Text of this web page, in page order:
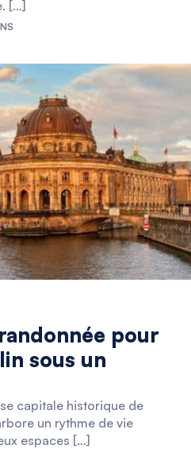
[…]
pour
sous un
capitale historique de
un rythme de vie
espaces […]